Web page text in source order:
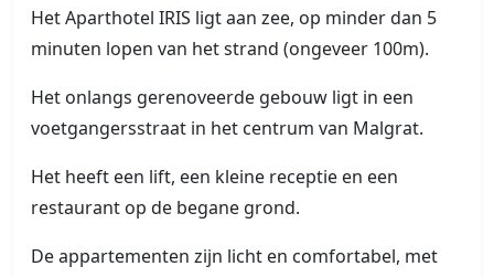
Het Aparthotel IRIS ligt aan zee, op minder dan 5
minuten lopen van het strand (ongeveer 100m).
Het onlangs gerenoveerde gebouw ligt in een
voetgangersstraat in het centrum van Malgrat.
Het heeft een lift, een kleine receptie en een
restaurant op de begane grond.
De appartementen zijn licht en comfortabel, met